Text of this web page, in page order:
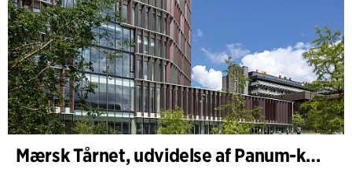
Mærsk Tårnet, udvidelse af Panum-komplekset